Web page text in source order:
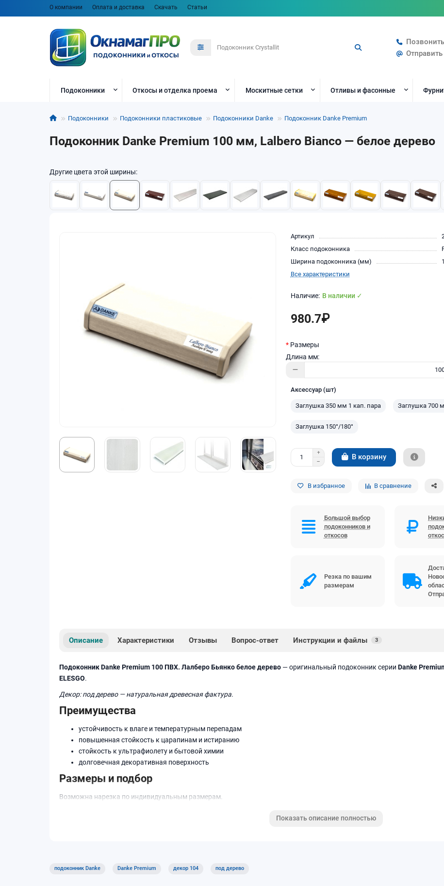
О компании Оплата и доставка Скачать Статьи
Позвонить
Отправить
Подоконники Откосы и отделка проема Москитные сетки Отливы и фасонные
Подоконники Подоконники пластиковые Подоконники Danke Подоконник Danke Premium
Подоконник Danke Premium 100 мм, Lalbero Bianco — белое дерево
Другие цвета этой ширины:
Артикул
Класс подоконника
Ширина подоконника (мм)
Все характеристики
В наличии ✓
980.7₽
Размеры
Длина мм:
Аксессуар (шт)
Заглушка 350 мм 1 кап. пара Заглушка 700
Заглушка 150°/180°
В корзину
В избранное В сравнение
Большой выбор
подоконников и
откосов
Резка по вашим
размерам
Описание Характеристики Отзывы Вопрос-ответ Инструкции и файлы 3
Подоконник Danke Premium 100 ПВХ. Лалберо Бьянко белое дерево — оригинальный подоконник серии Danke
ELESGO.
Декор: под дерево — натуральная древесная фактура.
Преимущества
устойчивость к влаге и температурным перепадам
повышенная стойкость к царапинам и истиранию
стойкость к ультрафиолету и бытовой химии
долговечная декоративная поверхность
Размеры и подбор
Возможна нарезка по индивидуальным размерам.
Показать описание полностью
подоконник Danke Danke Premium декор 104 под дерево